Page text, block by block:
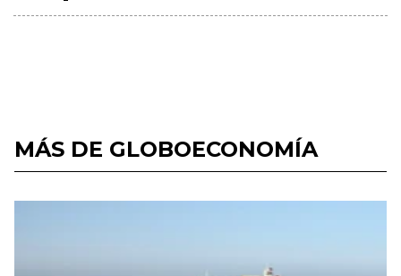
MÁS DE GLOBOECONOMÍA